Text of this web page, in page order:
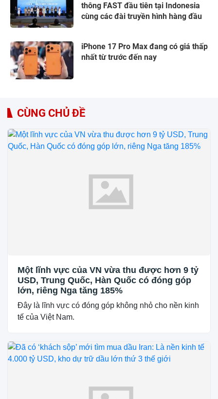
thông FAST đầu tiên tại Indonesia
cùng các đài truyền hình hàng đầu
iPhone 17 Pro Max đang có giá thấp
nhất từ trước đến nay
CÙNG CHỦ ĐỀ
Một lĩnh vực của VN vừa thu được hơn 9 tỷ
USD, Trung Quốc, Hàn Quốc có đóng góp
lớn, riêng Nga tăng 185%
Đây là lĩnh vực có đóng góp không nhỏ cho nền kinh
tế của Việt Nam.